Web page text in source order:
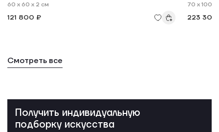
60 x 60 x 2 см
121 800 ₽
70 x 100 x
223
Смотреть все
Получить индивидуальную
подборку искусства